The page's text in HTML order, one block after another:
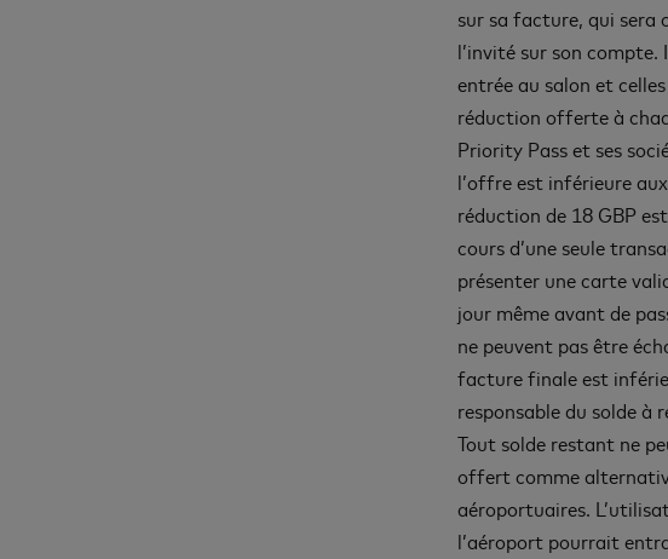
sur sa facture, qui sera
l’invité sur son
entrée au salon et
réduction offerte à
Priority Pass et ses
l’offre est inférieure
réduction de 18 GBP
cours d’une seule
présenter une carte
jour même avant de
ne peuvent pas être
facture finale est
responsable du solde à
Tout solde restant ne
offert comme
aéroportuaires.
l’aéroport pourrait